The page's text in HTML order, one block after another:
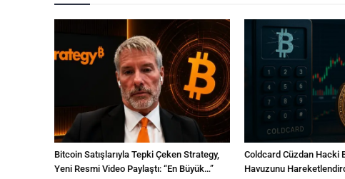
Bitcoin Satışlarıyla Tepki Çeken Strategy,
Yeni Resmi Video Paylaştı: “En Büyük…”
Coldcard Cüzdan Hacki
Havuzunu